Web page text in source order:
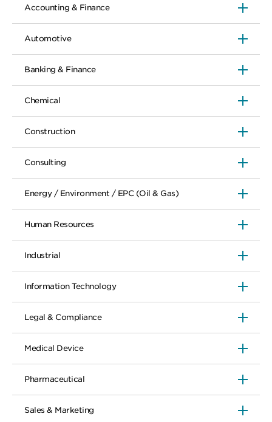
Accounting & Finance
Automotive
Banking & Finance
Chemical
Construction
Consulting
Energy / Environment / EPC (Oil & Gas)
Human Resources
Industrial
Information Technology
Legal & Compliance
Medical Device
Pharmaceutical
Sales & Marketing